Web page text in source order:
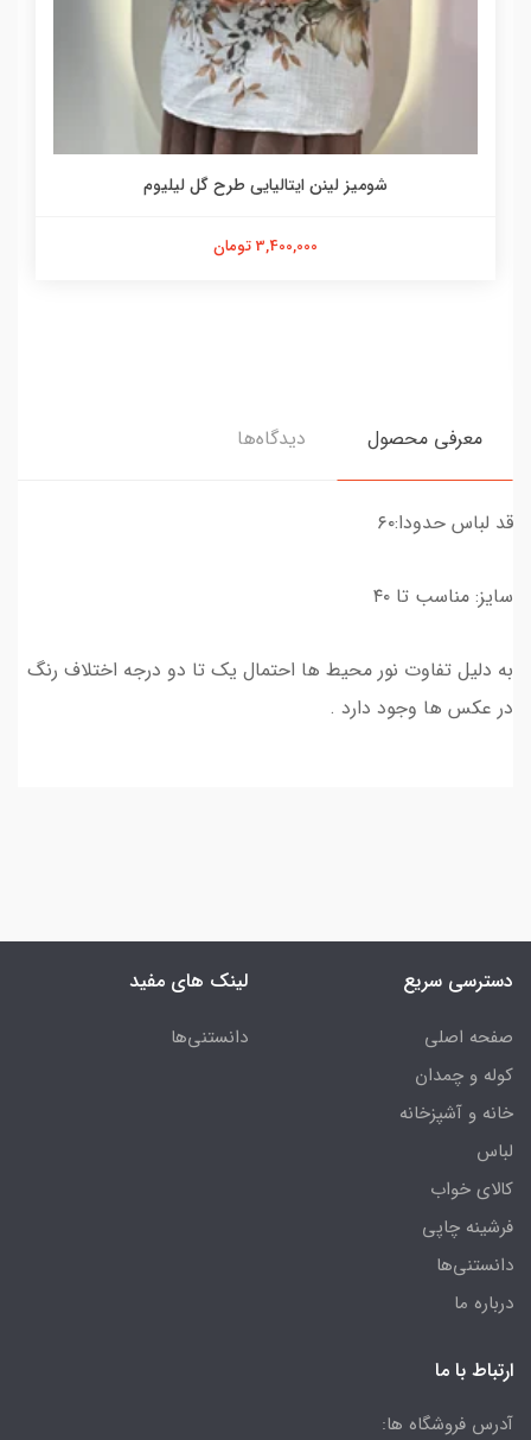
شومیز لینن ایتالیایی طرح گل لیلیوم
3,400,000 تومان
معرفی محصول دیدگاه‌ها
قد لباس حدودا:۶۰
سایز: مناسب تا ۴۰
به دلیل تفاوت نور محیط ها احتمال یک تا دو درجه اختلاف رنگ
در عکس ها وجود دارد .
دسترسی سریع
صفحه اصلی
کوله و چمدان
خانه و آشپزخانه
لباس
کالای خواب
فرشینه چاپی
دانستنی‌ها
درباره ما
لینک های مفید
دانستنی‌ها
ارتباط با ما
آدرس فروشگاه ها: